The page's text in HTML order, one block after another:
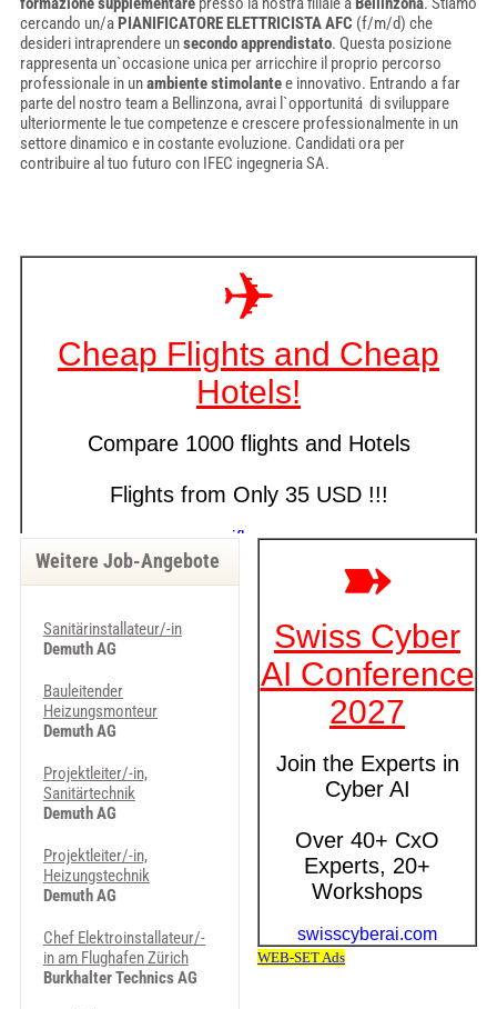
cercando un/aPIANIFICATORE ELETTRICISTA AFC (f/m/d) che
desideri intraprendere unsecondo apprendistato. Questa posizione
rappresenta un`occasione unica per arricchire il proprio percorso
professionale in unambiente stimolantee innovativo. Entrando a far
parte del nostro team a Bellinzona, avrai l`opportunitá di sviluppare
ulteriormente le tue competenze e crescere professionalmente in un
settore dinamico e in costante evoluzione. Candidati ora per
contribuire al tuo futuro con IFEC ingegneria SA.
Weitere Job-Angebote
Sanitär­installateur/-in
Demuth AG
Bauleitender
Heizungsmonteur
Demuth AG
Projektleiter/-in,
Sanitärtechnik
Demuth AG
Projektleiter/-in,
Heizungstechnik
Demuth AG
Chef Elektroinstallateur/-
in am Flughafen Zürich
Burkhalter Technics AG